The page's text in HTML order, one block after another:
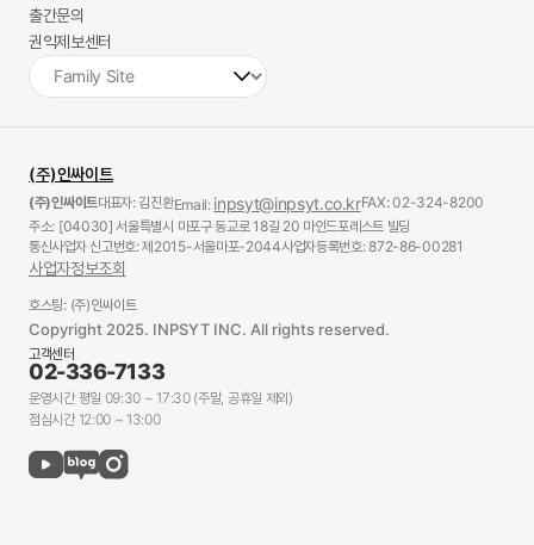
출간문의
권익제보센터
(주)인싸이트
(주)인싸이트대표자: 김진환Email: inpsyt@inpsyt.co.krFAX: 02-324-8200
주소: [04030] 서울특별시 마포구 동교로 18길 20 마인드포레스트 빌딩
통신사업자 신고번호: 제2015-서울마포-2044사업자등록번호: 872-86-00281
사업자정보조회
호스팅: (주)인싸이트
Copyright 2025. INPSYT INC. All rights reserved.
고객센터
02-336-7133
운영시간 평일 09:30 ~ 17:30 (주말, 공휴일 제외)
점심시간 12:00 ~ 13:00